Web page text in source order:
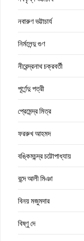
নবারুণ ভট্টাচার্য
নির্মলেন্দু গুণ
নীরেন্দ্রনাথ চক্রবর্তী
পূর্ণেন্দু পত্রী
প্রেমেন্দ্র মিত্র
ফররুখ আহমদ
বঙ্কিমচন্দ্র চট্টোপাধ্যায়
বন্দে আলী মিঞা
বিনয় মজুমদার
বিষ্ণু দে